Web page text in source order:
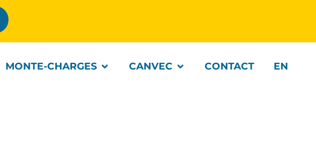
MONTE-CHARGES CANVEC CONTACT EN